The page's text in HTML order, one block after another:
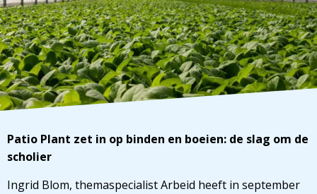
Patio Plant zet in op binden en boeien: de slag om de
scholier
Ingrid Blom, themaspecialist Arbeid heeft in september